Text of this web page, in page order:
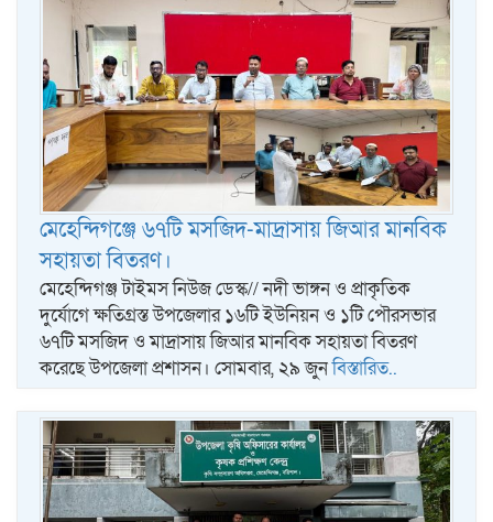
মেহেন্দিগঞ্জে ৬৭টি মসজিদ-মাদ্রাসায় জিআর মানবিক
সহায়তা বিতরণ।
মেহেন্দিগঞ্জ টাইমস নিউজ ডেস্ক// নদী ভাঙ্গন ও প্রাকৃতিক
দুর্যোগে ক্ষতিগ্রস্ত উপজেলার ১৬টি ইউনিয়ন ও ১টি পৌরসভার
৬৭টি মসজিদ ও মাদ্রাসায় জিআর মানবিক সহায়তা বিতরণ
করেছে উপজেলা প্রশাসন। সোমবার, ২৯ জুনবিস্তারিত..